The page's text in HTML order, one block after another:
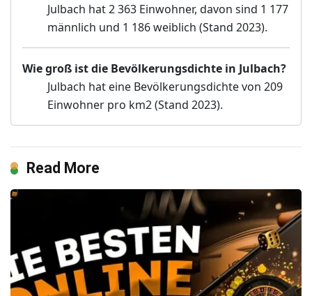
Julbach hat 2 363 Einwohner, davon sind 1 177
männlich und 1 186 weiblich (Stand 2023).
Wie groß ist die Bevölkerungsdichte in Julbach?
Julbach hat eine Bevölkerungsdichte von 209
Einwohner pro km2 (Stand 2023).
Read More